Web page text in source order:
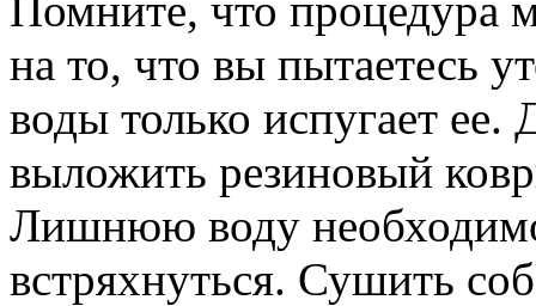
на то, что вы пытаетесь
воды только испугает
выложить резиновый
Лишнюю воду
встряхнуться. Сушить